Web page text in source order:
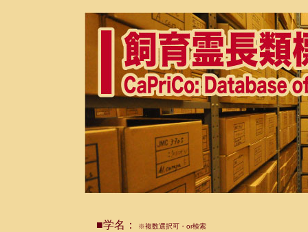
■学名： ※複数選択可・or検索